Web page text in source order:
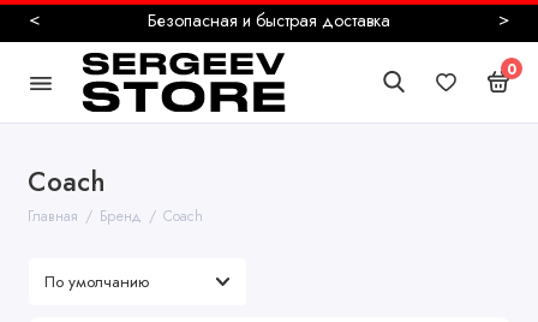
Более 10000 живых отзывов
< >
0
Coach
Главная Бренд Coach